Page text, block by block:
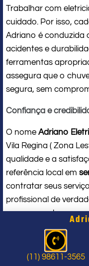
Trabalhar com
cuidado. Por isso,
Adriano é conduzida
acidentes e
ferramentas
assegura que o
segura, sem
Confiança e
O nome Adriano
Vila Regina ( Zona
qualidade e a
referência local em
contratar seus
profissional de
espaço e entrega
Problema
(11) 98611-3565